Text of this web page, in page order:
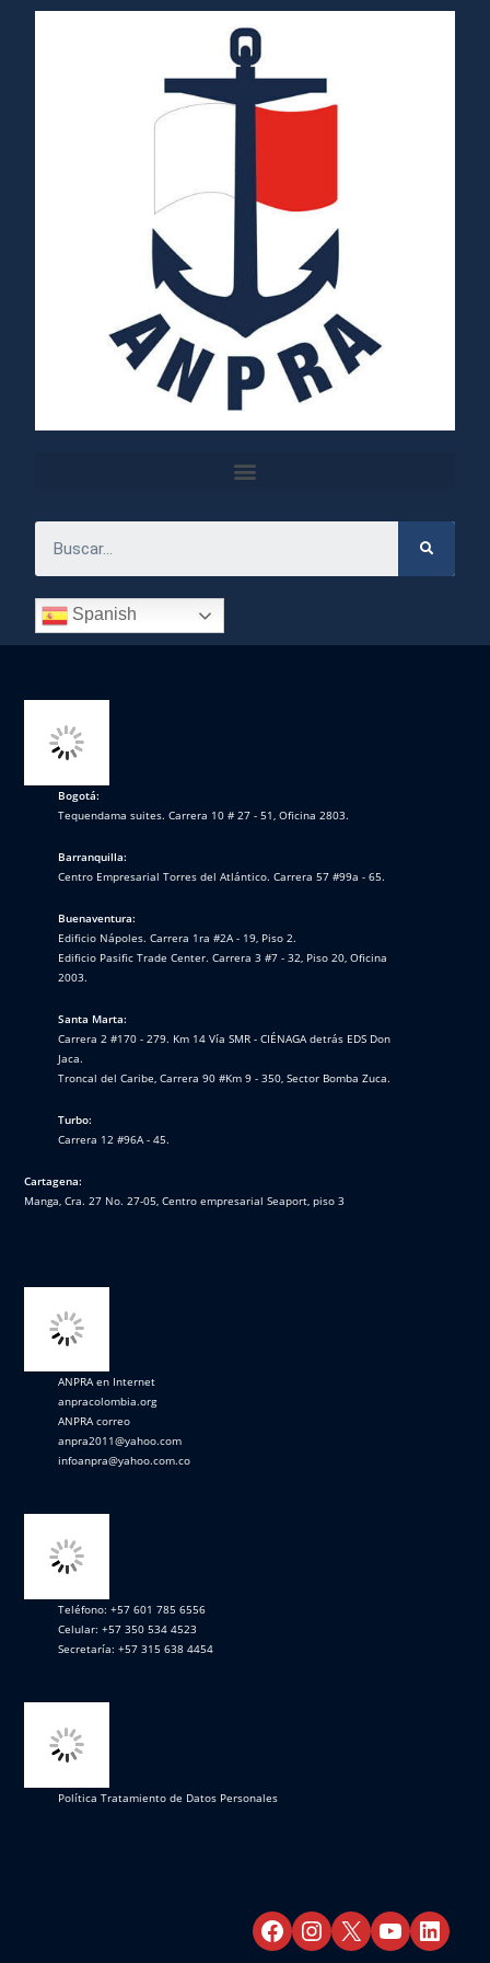
Spanish
Bogotá:
Tequendama suites. Carrera 10 # 27 - 51, Oficina 2803.
Barranquilla:
Centro Empresarial Torres del Atlántico. Carrera 57 #99a - 65.
Buenaventura:
Edificio Nápoles. Carrera 1ra #2A - 19, Piso 2.
Edificio Pasific Trade Center. Carrera 3 #7 - 32, Piso 20, Oficina
2003.
Santa Marta:
Carrera 2 #170 - 279. Km 14 Vía SMR - CIÉNAGA detrás EDS Don
Jaca.
Troncal del Caribe, Carrera 90 #Km 9 - 350, Sector Bomba Zuca.
Turbo:
Carrera 12 #96A - 45.
Cartagena:
Manga, Cra. 27 No. 27-05, Centro empresarial Seaport, piso 3
ANPRA en Internet
anpracolombia.org
ANPRA correo
anpra2011@yahoo.com
infoanpra@yahoo.com.co
Teléfono: +57 601 785 6556
Celular: +57 350 534 4523
Secretaría: +57 315 638 4454
Política Tratamiento de Datos Personales